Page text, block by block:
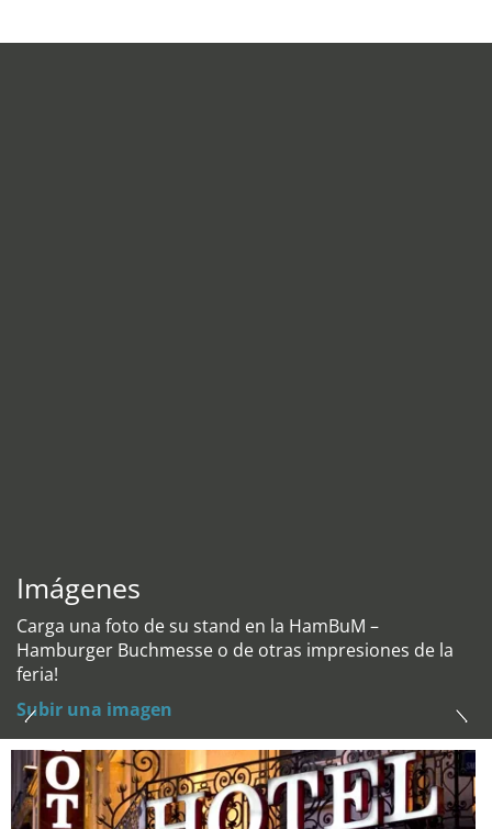
Imágenes
Carga una foto de su stand en la HamBuM –
Hamburger Buchmesse o de otras impresiones de la
feria!
Subir una imagen